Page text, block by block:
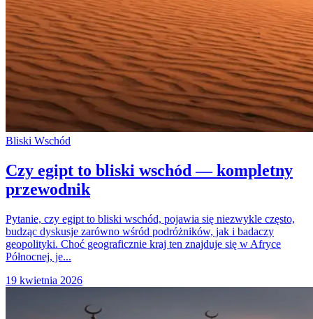
Bliski Wschód
Czy egipt to bliski wschód — kompletny
przewodnik
Pytanie, czy egipt to bliski wschód, pojawia się niezwykle często,
budząc dyskusje zarówno wśród podróżników, jak i badaczy
geopolityki. Choć geograficznie kraj ten znajduje się w Afryce
Północnej, je...
19 kwietnia 2026